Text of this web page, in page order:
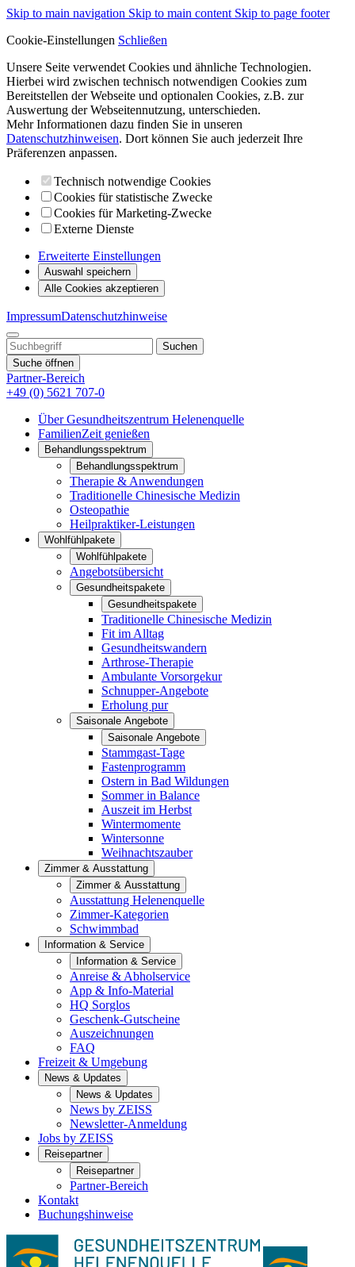
Skip to main navigation Skip to main content Skip to page footer
Cookie-Einstellungen Schließen
Unsere Seite verwendet Cookies und ähnliche Technologien.
Hierbei wird zwischen technisch notwendigen Cookies zum
Bereitstellen der Webseite und optionalen Cookies, z.B. zur
Auswertung der Webseitennutzung, unterschieden.
Mehr Informationen dazu finden Sie in unseren
Datenschutzhinweisen. Dort können Sie auch jederzeit Ihre
Präferenzen anpassen.
Technisch notwendige Cookies
Cookies für statistische Zwecke
Cookies für Marketing-Zwecke
Externe Dienste
Erweiterte Einstellungen
Auswahl speichern
Alle Cookies akzeptieren
ImpressumDatenschutzhinweise
Suche öffnen
Partner-Bereich
+49 (0) 5621 707-0
Über Gesundheitszentrum Helenenquelle
FamilienZeit genießen
Behandlungsspektrum
Behandlungsspektrum
Therapie & Anwendungen
Traditionelle Chinesische Medizin
Osteopathie
Heilpraktiker-Leistungen
Wohlfühlpakete
Wohlfühlpakete
Angebotsübersicht
Gesundheitspakete
Gesundheitspakete
Traditionelle Chinesische Medizin
Fit im Alltag
Gesundheitswandern
Arthrose-Therapie
Ambulante Vorsorgekur
Schnupper-Angebote
Erholung pur
Saisonale Angebote
Saisonale Angebote
Stammgast-Tage
Fastenprogramm
Ostern in Bad Wildungen
Sommer in Balance
Auszeit im Herbst
Wintermomente
Wintersonne
Weihnachtszauber
Zimmer & Ausstattung
Zimmer & Ausstattung
Ausstattung Helenenquelle
Zimmer-Kategorien
Schwimmbad
Information & Service
Information & Service
Anreise & Abholservice
App & Info-Material
HQ Sorglos
Geschenk-Gutscheine
Auszeichnungen
FAQ
Freizeit & Umgebung
News & Updates
News & Updates
News by ZEISS
Newsletter-Anmeldung
Jobs by ZEISS
Reisepartner
Reisepartner
Partner-Bereich
Kontakt
Buchungshinweise